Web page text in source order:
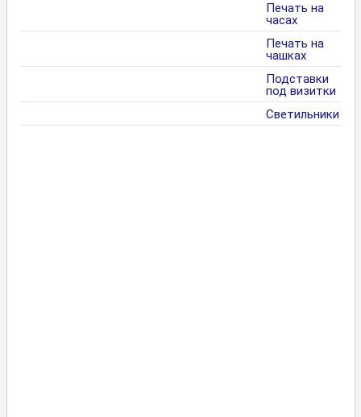
Печать на
часах
Печать на
чашках
Подставки
под визитки
Светильники